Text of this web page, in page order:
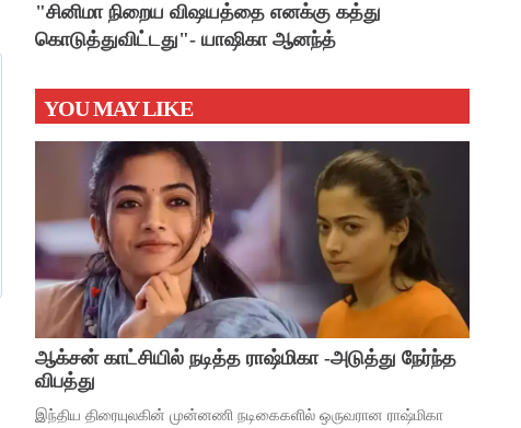
"சினிமா நிறைய விஷயத்தை எனக்கு கத்து
கொடுத்துவிட்டது"- யாஷிகா ஆனந்த்
YOU MAY LIKE
ஆக்சன் காட்சியில் நடித்த ராஷ்மிகா -அடுத்து நேர்ந்த
விபத்து
இந்திய திரையுலகின் முன்னணி நடிகைகளில் ஒருவரான ராஷ்மிகா